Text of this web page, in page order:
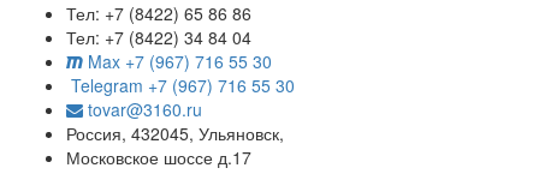
Тел: +7 (8422) 65 86 86
Тел: +7 (8422) 34 84 04
Max +7 (967) 716 55 30
Telegram +7 (967) 716 55 30
tovar@3160.ru
Россия, 432045, Ульяновск,
Московское шоссе д.17